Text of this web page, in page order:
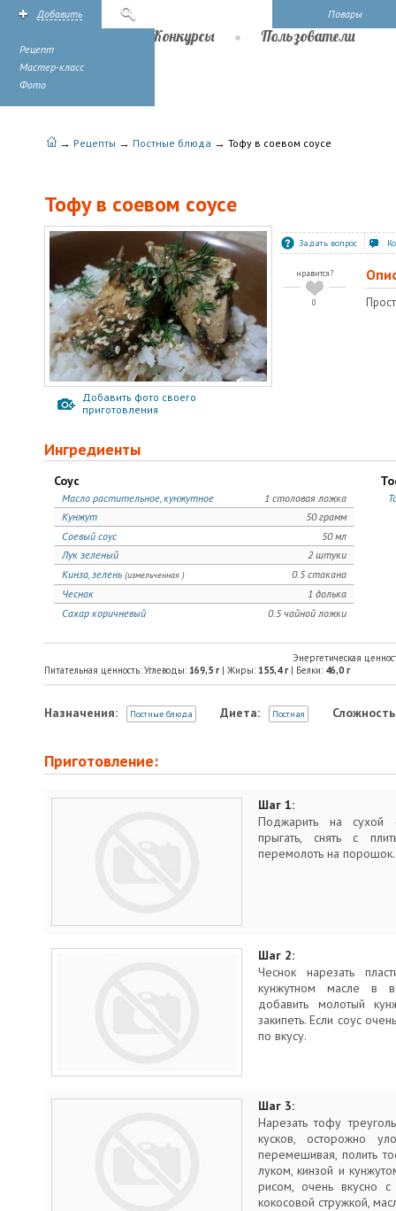
Повары
Добавить
Рецепт
Мастер-класс
Фото
Конкурсы Пользователи
→ Рецепты → Постные блюда → Тофу в соевом соусе
Тофу в соевом соусе
Добавить фото своего
приготовления
Задать вопрос
нравится?
0
Ингредиенты
Соус
1 столовая ложка
Масло растительное, кунжутное
50 грамм
Кунжут
50 мл
Соевый соус
2 штуки
Лук зеленый
0.5 стакана
Кинза, зелень (измельченная )
1 долька
Чеснок
0.5 чайной ложки
Сахар коричневый
Энергетическая
Питательная ценность: Углеводы: 169,5 г| Жиры: 155,4г| Белки: 46,0 г
Назначения: Постные блюда Диета: Постная
Приготовление:
Шаг 1:
Поджарить на сухой
прыгать, снять с
перемолоть на порошок.
Шаг 2:
Чеснок нарезать
кунжутном масле в
добавить молотый
закипеть. Если соус
по вкусу.
Шаг 3:
Нарезать тофу
кусков, осторожно
перемешивая, полить
луком, кинзой и
рисом, очень вкусно
кокосовой стружкой,